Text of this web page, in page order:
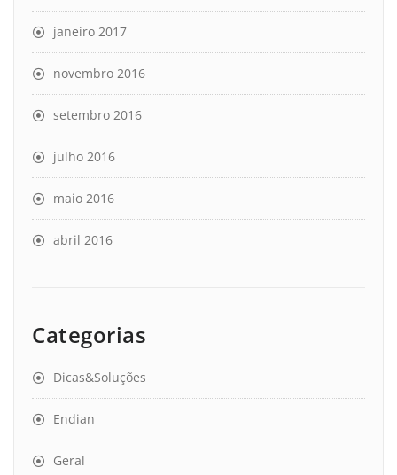
janeiro 2017
novembro 2016
setembro 2016
julho 2016
maio 2016
abril 2016
Categorias
Dicas&Soluções
Endian
Geral